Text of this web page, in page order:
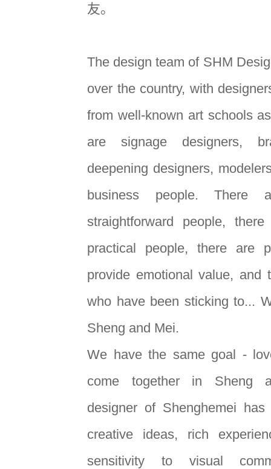
友。
The design team of SHM
over the country, with
from well-known art schools
are signage designers,
deepening designers,
business people. There
straightforward people,
practical people, there are
provide emotional value, and
who have been sticking to...
Sheng and Mei.
We have the same goal -
come together in Sheng
designer of Shenghemei
creative ideas, rich
sensitivity to visual